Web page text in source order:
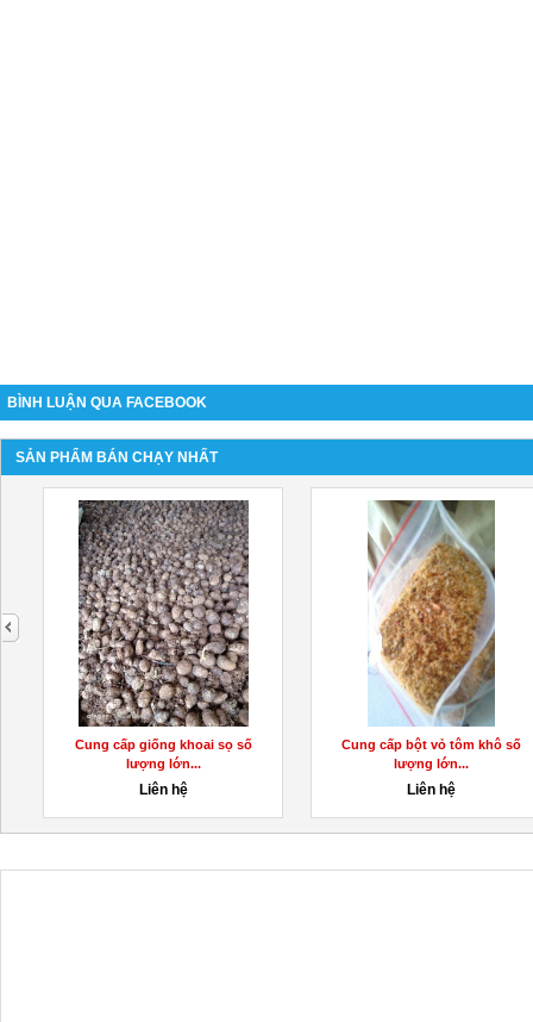
BÌNH LUẬN QUA FACEBOOK
SẢN PHẨM BÁN CHẠY NHẤT
Cung cấp giống khoai sọ số
lượng lớn...
Liên hệ
Cung cấp bột vỏ tôm khô số
lượng lớn...
Liên hệ
next